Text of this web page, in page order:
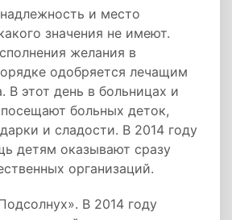
и место
значения не имеют.
желания в
одобряется лечащим
В этот день в больницах и
больных деток,
и сладости. В 2014 году
детям оказывают сразу
организаций.
В 2014 году